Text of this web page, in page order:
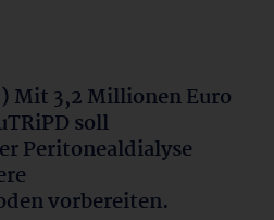
Mit 3,2 Millionen Euro
soll
Peritonealdialyse
vorbereiten.